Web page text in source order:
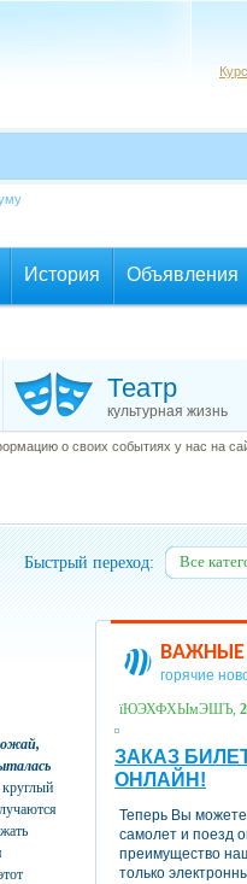
История Объявления
Театр
культурная жизнь
о своих событиях у нас на
Быстрый переход: Все
ВАЖНЫЕ
горячие
їЮЭХФХЫмЭШЪ,
ЗАКАЗ
ОНЛАЙН!
Теперь Вы
самолет и поезд
преимущество
только